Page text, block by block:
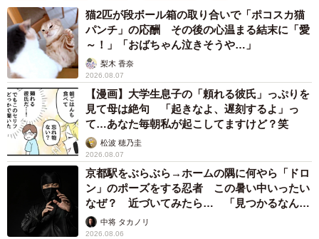
外ラベルは新人の必須アイテム・名刺をイメージ（提供画像）
猫2匹が段ボール箱の取り合いで「ポコスカ猫
パンチ」の応酬 その後の心温まる結末に「愛
～！」「おばちゃん泣きそうや…」
梨木 香奈
2026.08.07
【漫画】大学生息子の「頼れる彼氏」っぷりを
見て母は絶句 「起きなよ、遅刻するよ」っ
て…あなた毎朝私が起こしてますけど？笑
松波 穂乃圭
2026.08.07
京都駅をぶらぶら→ホームの隅に何やら「ドロ
ン」のポーズをする忍者 この暑い中いったい
なぜ？ 近づいてみたら… 「見つかるなんて
未熟」中将 タカノリ
2026.08.06